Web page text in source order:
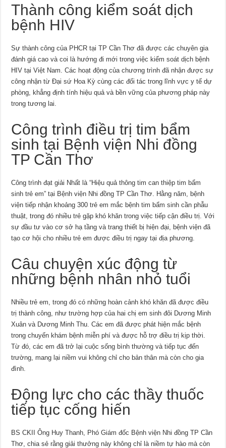
Thành công kiểm soát dịch
bệnh HIV
Sự thành công của PHCR tại TP Cần Thơ đã được các chuyên gia
đánh giá cao và coi là hướng đi mới trong việc kiểm soát dịch bệnh
HIV tại Việt Nam. Các hoạt động của chương trình đã nhận được sự
công nhận từ Đại sứ Hoa Kỳ cùng các đối tác trong lĩnh vực y tế dự
phòng, khẳng định tính hiệu quả và bền vững của phương pháp này
trong tương lai.
Công trình điều trị tim bẩm
sinh tại Bệnh viện Nhi đồng
TP Cần Thơ
Công trình đạt giải Nhất là “Hiệu quả thông tim can thiệp tim bẩm
sinh trẻ em” tại Bệnh viện Nhi đồng TP Cần Thơ. Hằng năm, bệnh
viện tiếp nhận khoảng 300 trẻ em mắc bệnh tim bẩm sinh cần phẫu
thuật, trong đó nhiều trẻ gặp khó khăn trong việc tiếp cận điều trị. Với
sự đầu tư vào cơ sở hạ tầng và trang thiết bị hiện đại, bệnh viện đã
tạo cơ hội cho nhiều trẻ em được điều trị ngay tại địa phương.
Câu chuyện xúc động từ
những bệnh nhân nhỏ tuổi
Nhiều trẻ em, trong đó có những hoàn cảnh khó khăn đã được điều
trị thành công, như trường hợp của hai chị em sinh đôi Dương Minh
Xuân và Dương Minh Thu. Các em đã được phát hiện mắc bệnh
trong chuyến khám bệnh miễn phí và được hỗ trợ điều trị kịp thời.
Từ đó, các em đã trở lại cuộc sống bình thường và tiếp tục đến
trường, mang lại niềm vui không chỉ cho bản thân mà còn cho gia
đình.
Động lực cho các thầy thuốc
tiếp tục cống hiến
BS CKII Ông Huy Thanh, Phó Giám đốc Bệnh viện Nhi đồng TP Cần
Thơ, chia sẻ rằng giải thưởng này không chỉ là niềm tự hào mà còn